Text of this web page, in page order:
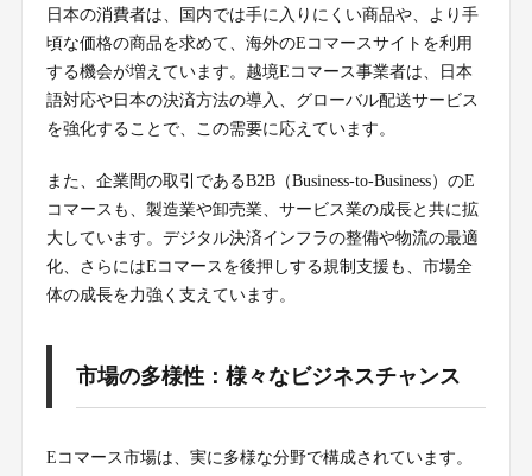
日本の消費者は、国内では手に入りにくい商品や、より手
頃な価格の商品を求めて、海外のEコマースサイトを利用
する機会が増えています。越境Eコマース事業者は、日本
語対応や日本の決済方法の導入、グローバル配送サービス
を強化することで、この需要に応えています。
また、企業間の取引であるB2B（Business-to-Business）のE
コマースも、製造業や卸売業、サービス業の成長と共に拡
大しています。デジタル決済インフラの整備や物流の最適
化、さらにはEコマースを後押しする規制支援も、市場全
体の成長を力強く支えています。
市場の多様性：様々なビジネスチャンス
Eコマース市場は、実に多様な分野で構成されています。